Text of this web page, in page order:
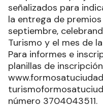
señalizados para
la entrega de
septiembre,
Turismo y el mes de
Para informes e
planillas de
número 3704043511.